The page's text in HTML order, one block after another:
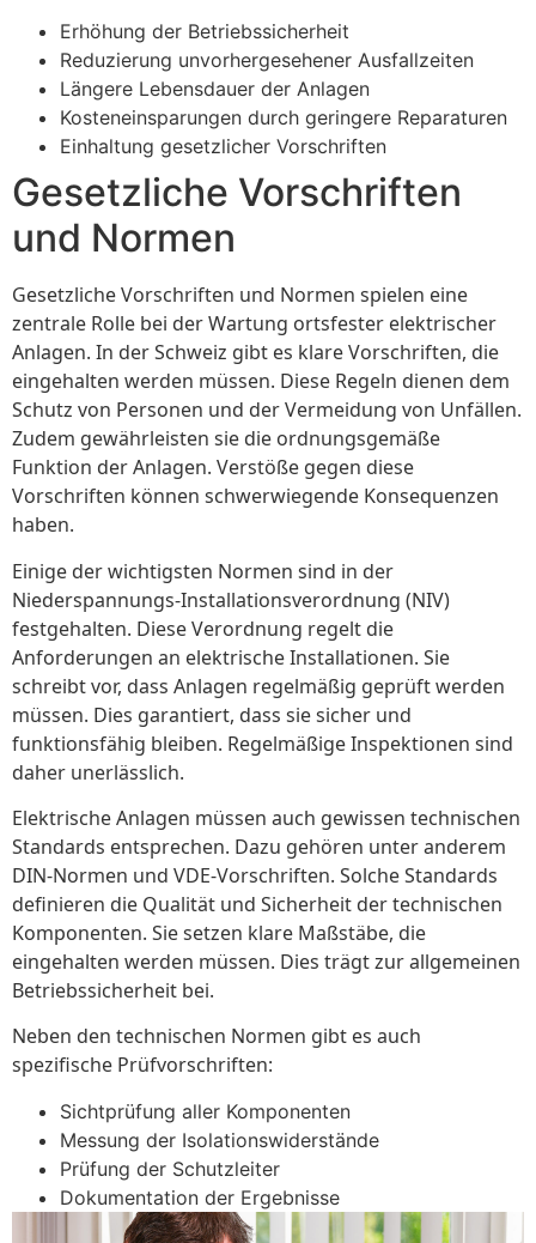
Erhöhung der Betriebssicherheit
Reduzierung unvorhergesehener Ausfallzeiten
Längere Lebensdauer der Anlagen
Kosteneinsparungen durch geringere Reparaturen
Einhaltung gesetzlicher Vorschriften
Gesetzliche Vorschriften
und Normen
Gesetzliche Vorschriften und Normen spielen eine
zentrale Rolle bei der Wartung ortsfester elektrischer
Anlagen. In der Schweiz gibt es klare Vorschriften, die
eingehalten werden müssen. Diese Regeln dienen dem
Schutz von Personen und der Vermeidung von Unfällen.
Zudem gewährleisten sie die ordnungsgemäße
Funktion der Anlagen. Verstöße gegen diese
Vorschriften können schwerwiegende Konsequenzen
haben.
Einige der wichtigsten Normen sind in der
Niederspannungs-Installationsverordnung (NIV)
festgehalten. Diese Verordnung regelt die
Anforderungen an elektrische Installationen. Sie
schreibt vor, dass Anlagen regelmäßig geprüft werden
müssen. Dies garantiert, dass sie sicher und
funktionsfähig bleiben. Regelmäßige Inspektionen sind
daher unerlässlich.
Elektrische Anlagen müssen auch gewissen technischen
Standards entsprechen. Dazu gehören unter anderem
DIN-Normen und VDE-Vorschriften. Solche Standards
definieren die Qualität und Sicherheit der technischen
Komponenten. Sie setzen klare Maßstäbe, die
eingehalten werden müssen. Dies trägt zur allgemeinen
Betriebssicherheit bei.
Neben den technischen Normen gibt es auch
spezifische Prüfvorschriften:
Sichtprüfung aller Komponenten
Messung der Isolationswiderstände
Prüfung der Schutzleiter
Dokumentation der Ergebnisse